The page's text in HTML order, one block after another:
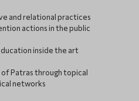
and relational practices
actions in the public
inside the art
Patras through topical
networks